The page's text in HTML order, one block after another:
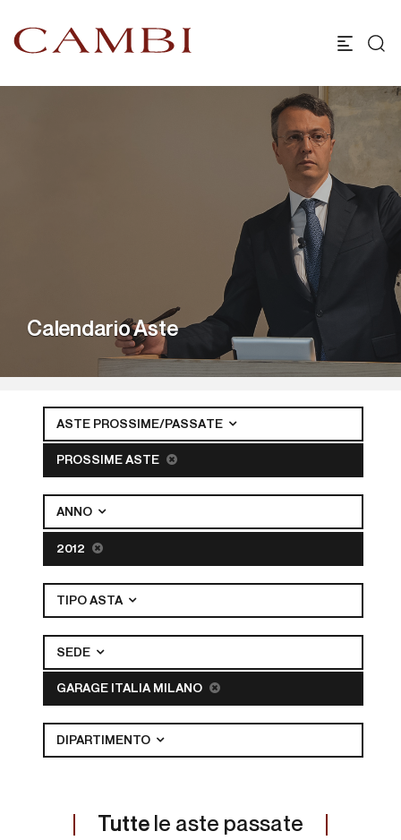
Calendario Aste
ASTE PROSSIME/PASSATE
PROSSIME ASTE
ANNO
2012
TIPO ASTA
SEDE
GARAGE ITALIA MILANO
DIPARTIMENTO
Tutte le aste passate